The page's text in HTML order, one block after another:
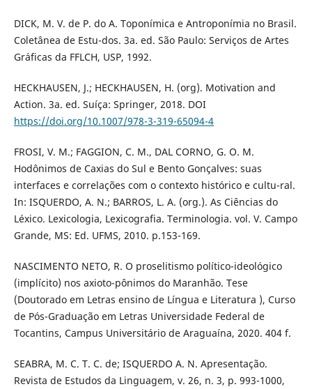
DICK, M. V. de P. do A. Toponímica e Antroponímia no Brasil.
Coletânea de Estu-dos. 3a. ed. São Paulo: Serviços de Artes
Gráficas da FFLCH, USP, 1992.
HECKHAUSEN, J.; HECKHAUSEN, H. (org). Motivation and
Action. 3a. ed. Suíça: Springer, 2018. DOI
https://doi.org/10.1007/978-3-319-65094-4
FROSI, V. M.; FAGGION, C. M., DAL CORNO, G. O. M.
Hodônimos de Caxias do Sul e Bento Gonçalves: suas
interfaces e correlações com o contexto histórico e cultu-ral.
In: ISQUERDO, A. N.; BARROS, L. A. (org.). As Ciências do
Léxico. Lexicologia, Lexicografia. Terminologia. vol. V. Campo
Grande, MS: Ed. UFMS, 2010. p.153-169.
NASCIMENTO NETO, R. O proselitismo político-ideológico
(implícito) nos axioto-pônimos do Maranhão. Tese
(Doutorado em Letras ensino de Língua e Literatura ), Curso
de Pós-Graduação em Letras Universidade Federal de
Tocantins, Campus Universitário de Araguaína, 2020. 404 f.
SEABRA, M. C. T. C. de; ISQUERDO A. N. Apresentação.
Revista de Estudos da Linguagem, v. 26, n. 3, p. 993-1000,